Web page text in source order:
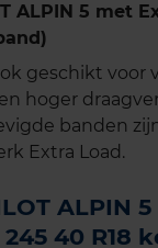
ALPIN 5 met
geschikt voor
hoger
banden
Extra Load.
ALPIN
40 R18